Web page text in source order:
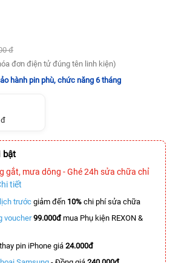
đ
đơn điện tử đúng tên linh kiện)
hành pin phù, chức năng 6 tháng
bật
gắt, mưa dông - Ghé 24h sửa chữa chỉ
tiết
trước giảm đến 10% chi phí sửa chữa
voucher 99.000đmua Phụ kiện REXON &
thay pin iPhone giá 24.000đ